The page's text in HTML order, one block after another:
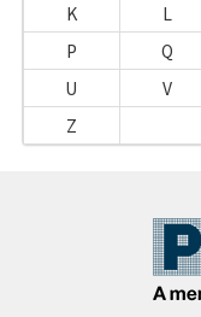
K
L
P
Q
U
V
Z